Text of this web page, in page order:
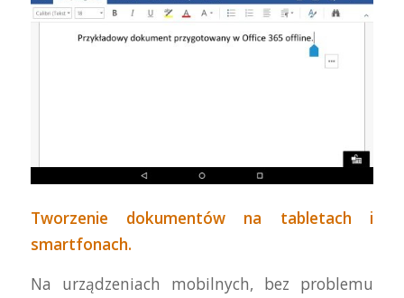
Tworzenie dokumentów na tabletach i
smartfonach.
Na urządzeniach mobilnych, bez problemu